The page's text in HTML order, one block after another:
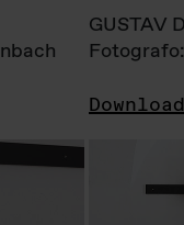
GUSTAV
Download